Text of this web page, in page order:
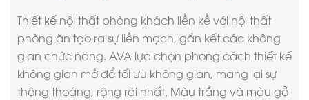
Thiết kế nội thất phòng khách liền kề với nội thất
phòng ăn tạo ra sự liền mạch, gắn kết các không
gian chức năng. AVA lựa chọn phong cách thiết kế
không gian mở để tối ưu không gian, mang lại sự
thông thoáng, rộng rãi nhất. Màu trắng và màu gỗ